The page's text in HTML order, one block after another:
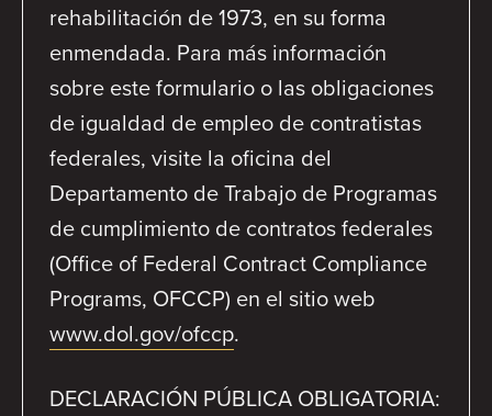
rehabilitación de 1973, en su forma
enmendada. Para más información
sobre este formulario o las obligaciones
de igualdad de empleo de contratistas
federales, visite la oficina del
Departamento de Trabajo de Programas
de cumplimiento de contratos federales
(Office of Federal Contract Compliance
Programs, OFCCP) en el sitio web
www.dol.gov/ofccp.
DECLARACIÓN PÚBLICA OBLIGATORIA: